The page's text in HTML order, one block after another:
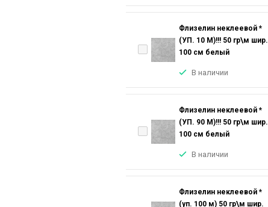
Флизелин неклеевой *
(УП. 10 М)!!! 50 гр\м шир.
100 см белый
В наличии
Флизелин неклеевой *
(УП. 90 М)!!! 50 гр\м шир.
100 см белый
В наличии
Флизелин неклеевой *
(уп. 100 м) 50 гр\м шир.